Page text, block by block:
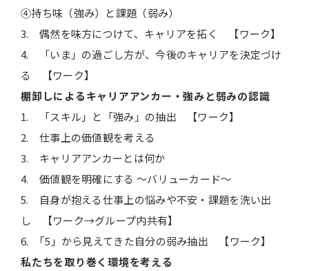
④持ち味（強み）と課題（弱み）
3. 偶然を味方につけて、キャリアを拓く 【ワーク】
4. 「いま」の過ごし方が、今後のキャリアを決定づけ
る 【ワーク】
棚卸しに よるキャリアアンカー・強みと弱みの認識
1. 「スキル」と「強み」の抽出 【ワーク】
2. 仕事上の価値観を考える
3. キャリアアンカーとは何か
4. 価値観を明確にする ～バリューカード～
5. 自身が抱える仕事上の悩みや不安・課題を洗い出
し 【ワーク→グループ内共有】
6. ｢5」から見えてきた自分の弱み抽出 【ワーク】
私たちを取り巻く環境を考える